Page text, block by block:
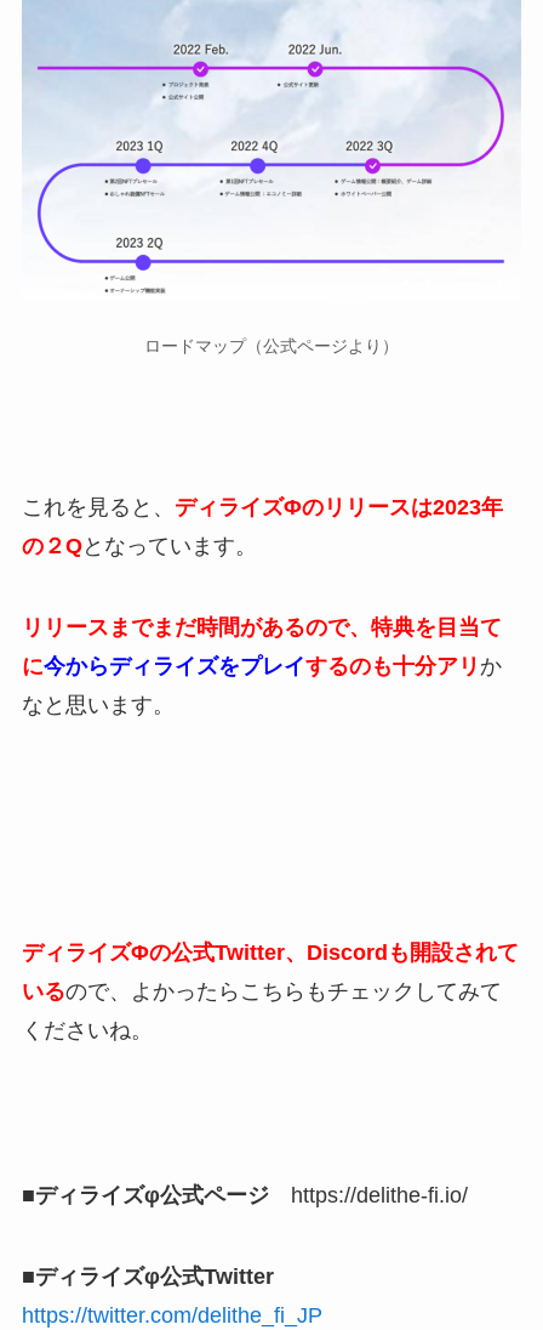
ロードマップ（公式ページより）
これを見ると、 ディライズΦのリリースは2023年
の２Qとなっています。
リリースまでまだ時間があるので、特典を目当て
に今からディライズをプレイするのも十分アリ か
なと思います。
ディライズΦの公式Twitter、Discordも開設されて
いるので、よかったらこちらもチェックしてみて
くださいね。
■ディライズφ公式ページhttps://delithe-fi.io/
■ディライズφ公式Twitter
https://twitter.com/delithe_fi_JP